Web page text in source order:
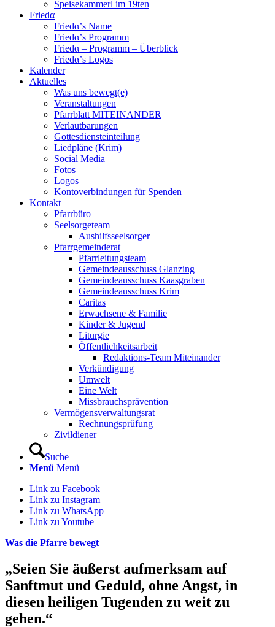
Speisekammerl im 19ten
Friedα
Friedα’s Name
Friedα’s Programm
Friedα – Programm – Überblick
Friedα’s Logos
Kalender
Aktuelles
Was uns bewegt(e)
Veranstaltungen
Pfarrblatt MITEINANDER
Verlautbarungen
Gottesdiensteinteilung
Liedpläne (Krim)
Social Media
Fotos
Logos
Kontoverbindungen für Spenden
Kontakt
Pfarrbüro
Seelsorgeteam
Aushilfsseelsorger
Pfarrgemeinderat
Pfarrleitungsteam
Gemeindeausschuss Glanzing
Gemeindeausschuss Kaasgraben
Gemeindeausschuss Krim
Caritas
Erwachsene & Familie
Kinder & Jugend
Liturgie
Öffentlichkeitsarbeit
Redaktions-Team Miteinander
Verkündigung
Umwelt
Eine Welt
Missbrauchsprävention
Vermögensverwaltungsrat
Rechnungsprüfung
Zivildiener
Suche
Menü Menü
Link zu Facebook
Link zu Instagram
Link zu WhatsApp
Link zu Youtube
Was die Pfarre bewegt
„Seien Sie äußerst aufmerksam auf
Sanftmut und Geduld, ohne Angst, in
diesen heiligen Tugenden zu weit zu
gehen.“